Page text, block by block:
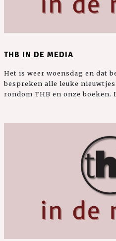
THB IN DE MEDIA
Het is weer woensdag en dat
bespreken alle leuke
rondom THB en onze boeken.